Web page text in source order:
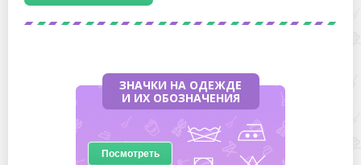
ЗНАЧКИ НА ОДЕЖДЕ
И ИХ ОБОЗНАЧЕНИЯ
Посмотреть